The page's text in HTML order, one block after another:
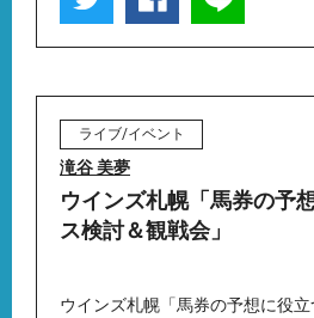
ライブ/イベント
滝谷 美夢
ウインズ札幌「馬券の予
ス検討＆観戦会」
ウインズ札幌「馬券の予想に役